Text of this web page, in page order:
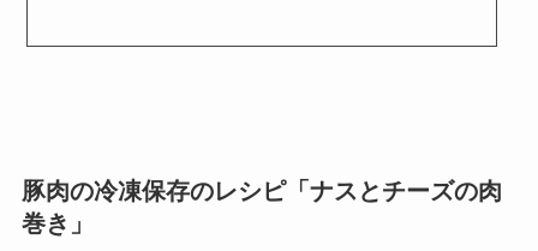
豚肉の冷凍保存のレシピ「ナスとチーズの肉
巻き」